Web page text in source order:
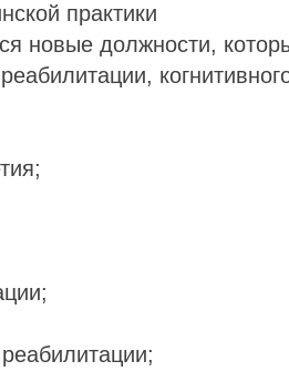
практики
новые должности,